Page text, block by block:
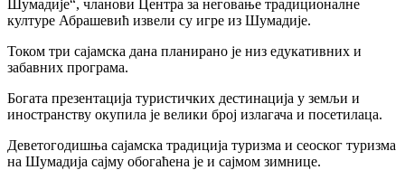
Шумадије“, чланови Центра за неговање традиционалне
културе Абрашевић извели су игре из Шумадије.
Током три сајамска дана планирано је низ едукативних и
забавних програма.
Богата презентација туристичких дестинација у земљи и
иностранству окупила је велики број излагача и посетилаца.
Деветогодишња сајамска традиција туризма и сеоског туризма
на Шумадија сајму обогаћена је и сајмом зимнице.